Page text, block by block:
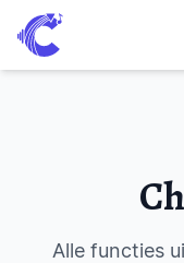
Alle functies